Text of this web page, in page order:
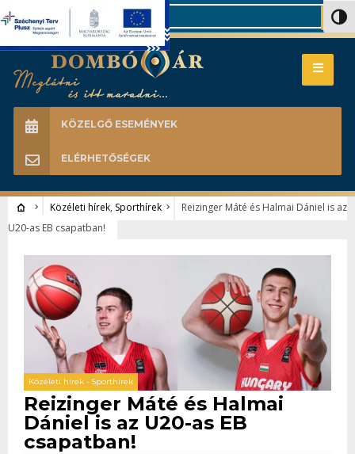
Search
KÖZELGŐ ESEMÉNYEK
ELÉRHETŐSÉGEK
Közéleti hírek, Sporthírek
Reizinger Máté és Halmai Dániel is az
U20-as EB csapatban!
Közéleti hírek • Sporthírek
Reizinger Máté és Halmai
Dániel is az U20-as EB
csapatban!